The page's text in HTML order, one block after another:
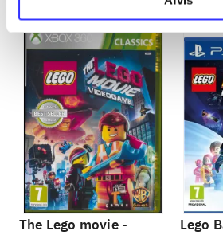
The Lego movie -
Lego